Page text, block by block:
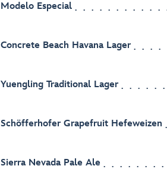
Modelo Especial
Concrete Beach Havana Lager
Yuengling Traditional Lager
Schöfferhofer Grapefruit Hefeweizen
Sierra Nevada Pale Ale